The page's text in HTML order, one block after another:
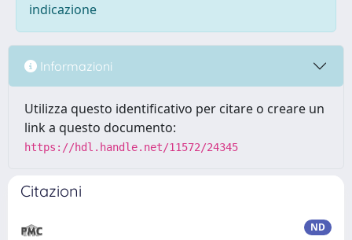
indicazione
Informazioni
Utilizza questo identificativo per citare o creare un
link a questo documento:
https://hdl.handle.net/11572/24345
Citazioni
ND